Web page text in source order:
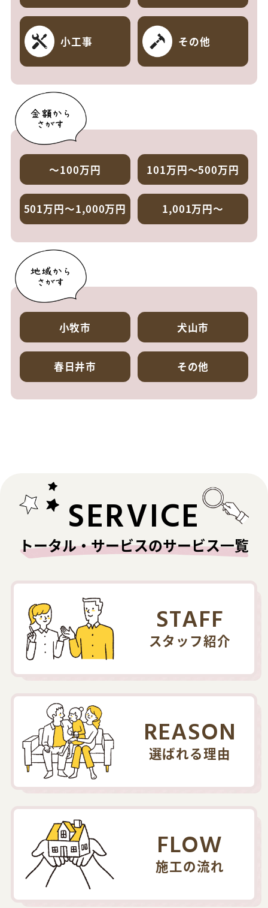
小工事 その他
～100万円 101万円～500万円
501万円～1,000万円 1,001万円～
小牧市 犬山市
春日井市 その他
SERVICE
トータル・サービスのサービス一覧
STAFF
スタッフ紹介
REASON
選ばれる理由
FLOW
施工の流れ